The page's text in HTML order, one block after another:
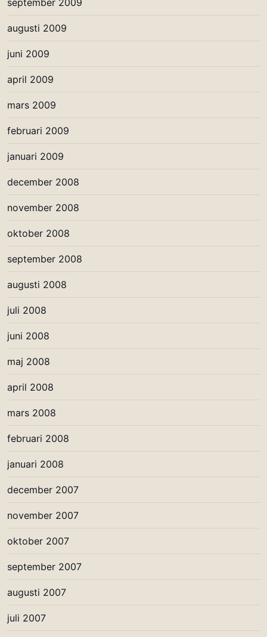
september 2009
augusti 2009
juni 2009
april 2009
mars 2009
februari 2009
januari 2009
december 2008
november 2008
oktober 2008
september 2008
augusti 2008
juli 2008
juni 2008
maj 2008
april 2008
mars 2008
februari 2008
januari 2008
december 2007
november 2007
oktober 2007
september 2007
augusti 2007
juli 2007